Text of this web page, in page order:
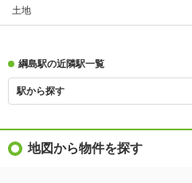
土地
綱島駅の近隣駅一覧
駅から探す
地図から物件を探す